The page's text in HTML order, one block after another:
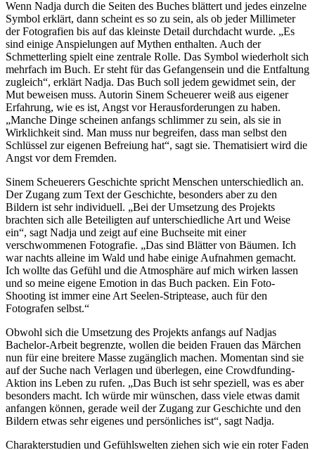
Wenn Nadja durch die Seiten des Buches blättert und jedes einzelne
Symbol erklärt, dann scheint es so zu sein, als ob jeder Millimeter
der Fotografien bis auf das kleinste Detail durchdacht wurde. „Es
sind einige Anspielungen auf Mythen enthalten. Auch der
Schmetterling spielt eine zentrale Rolle. Das Symbol wiederholt sich
mehrfach im Buch. Er steht für das Gefangensein und die Entfaltung
zugleich“, erklärt Nadja. Das Buch soll jedem gewidmet sein, der
Mut beweisen muss. Autorin Sinem Scheuerer weiß aus eigener
Erfahrung, wie es ist, Angst vor Herausforderungen zu haben.
„Manche Dinge scheinen anfangs schlimmer zu sein, als sie in
Wirklichkeit sind. Man muss nur begreifen, dass man selbst den
Schlüssel zur eigenen Befreiung hat“, sagt sie. Thematisiert wird die
Angst vor dem Fremden.
Sinem Scheuerers Geschichte spricht Menschen unterschiedlich an.
Der Zugang zum Text der Geschichte, besonders aber zu den
Bildern ist sehr individuell. „Bei der Umsetzung des Projekts
brachten sich alle Beteiligten auf unterschiedliche Art und Weise
ein“, sagt Nadja und zeigt auf eine Buchseite mit einer
verschwommenen Fotografie. „Das sind Blätter von Bäumen. Ich
war nachts alleine im Wald und habe einige Aufnahmen gemacht.
Ich wollte das Gefühl und die Atmosphäre auf mich wirken lassen
und so meine eigene Emotion in das Buch packen. Ein Foto-
Shooting ist immer eine Art Seelen-Striptease, auch für den
Fotografen selbst.“
Obwohl sich die Umsetzung des Projekts anfangs auf Nadjas
Bachelor-Arbeit begrenzte, wollen die beiden Frauen das Märchen
nun für eine breitere Masse zugänglich machen. Momentan sind sie
auf der Suche nach Verlagen und überlegen, eine Crowdfunding-
Aktion ins Leben zu rufen. „Das Buch ist sehr speziell, was es aber
besonders macht. Ich würde mir wünschen, dass viele etwas damit
anfangen können, gerade weil der Zugang zur Geschichte und den
Bildern etwas sehr eigenes und persönliches ist“, sagt Nadja.
Charakterstudien und Gefühlswelten ziehen sich wie ein roter Faden